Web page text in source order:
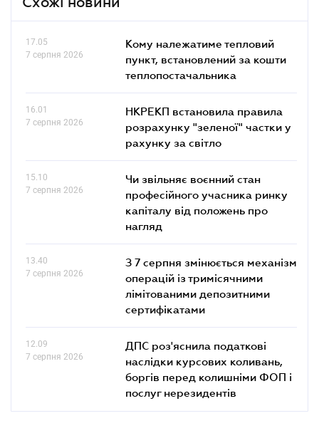
17.05
7 серпня 2026
Кому належатиме тепловий
пункт, встановлений за кошти
теплопостачальника
16.01
7 серпня 2026
НКРЕКП встановила правила
розрахунку "зеленої" частки у
рахунку за світло
15.10
7 серпня 2026
Чи звільняє воєнний стан
професійного учасника ринку
капіталу від положень про
нагляд
13.40
7 серпня 2026
З 7 серпня змінюється механізм
операцій із тримісячними
лімітованими депозитними
сертифікатами
12.09
7 серпня 2026
ДПС роз'яснила податкові
наслідки курсових коливань,
боргів перед колишніми ФОП і
послуг нерезидентів